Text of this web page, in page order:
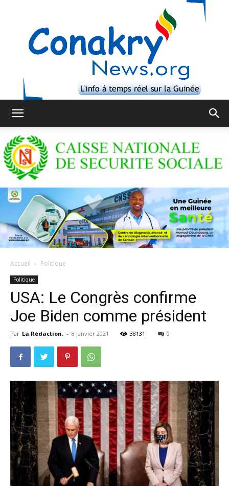
Accueil Politique
Politique
USA: Le Congrès confirme
Joe Biden comme président
Par La Rédaction. - 8 janvier 2021 38131 0